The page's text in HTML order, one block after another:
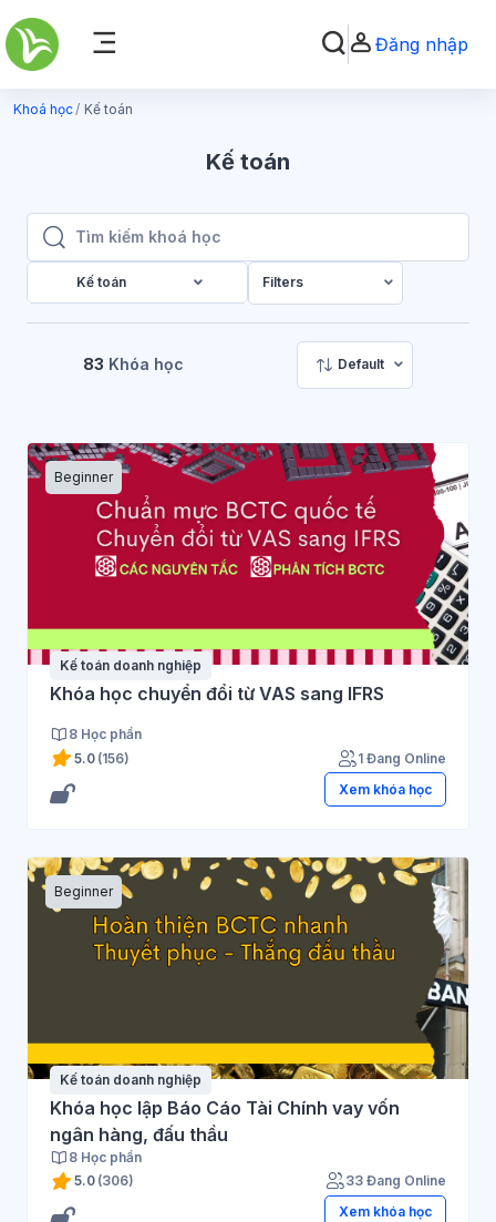
Chuyển tới nội dung chính
Chuyển đổi chọn tìm
Đăng nhập
Khoá học Kế toán
Kế toán
Tìm kiếm khoá học
Tìm kiếm khoá học
Kế toán Filters
83 Khóa học Default
Beginner
Kế toán doanh nghiệp
Khóa học chuyển đổi từ VAS sang IFRS
8 Học phần
5.0 (156)
1 Đang Online
Xem khóa học
Beginner
Kế toán doanh nghiệp
Khóa học lập Báo Cáo Tài Chính vay vốn
ngân hàng, đấu thầu
8 Học phần
5.0 (306)
33 Đang Online
Xem khóa học